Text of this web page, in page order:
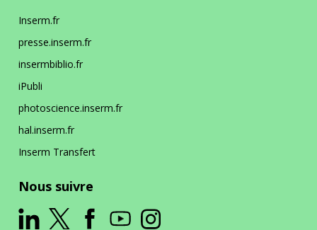
Inserm.fr
presse.inserm.fr
insermbiblio.fr
iPubli
photoscience.inserm.fr
hal.inserm.fr
Inserm Transfert
Nous suivre